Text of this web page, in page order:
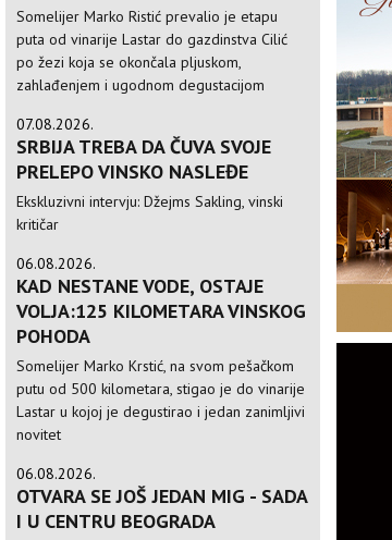
Somelijer Marko Ristić prevalio je etapu
puta od vinarije Lastar do gazdinstva Cilić
po žezi koja se okončala pljuskom,
zahlađenjem i ugodnom degustacijom
07.08.2026.
SRBIJA TREBA DA ČUVA SVOJE
PRELEPO VINSKO NASLEĐE
Ekskluzivni intervju: Džejms Sakling, vinski
kritičar
06.08.2026.
KAD NESTANE VODE, OSTAJE
VOLJA:125 KILOMETARA VINSKOG
POHODA
Somelijer Marko Krstić, na svom pešačkom
putu od 500 kilometara, stigao je do vinarije
Lastar u kojoj je degustirao i jedan zanimljivi
novitet
06.08.2026.
OTVARA SE JOŠ JEDAN MIG - SADA
I U CENTRU BEOGRADA